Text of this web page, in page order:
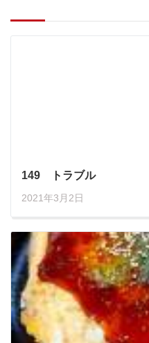
149 トラブル
2021年3月2日